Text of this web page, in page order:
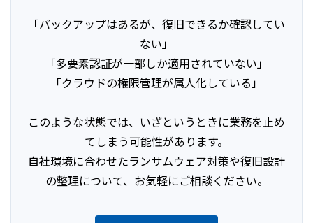
「バックアップはあるが、復旧できるか確認してい
ない」
「多要素認証が一部しか適用されていない」
「クラウドの権限管理が属人化している」
このような状態では、いざというときに業務を止め
てしまう可能性があります。
自社環境に合わせたランサムウェア対策や復旧設計
の整理について、 お気軽にご相談ください。